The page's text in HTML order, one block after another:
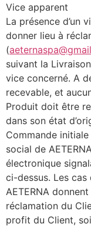
Vice apparent
La présence d’un
donner lieu à
(
suivant la
vice concerné. A
recevable, et
Produit doit être
dans son état
Commande
social de
électronique
ci-dessus. Les
AETERNA
réclamation du
profit du Client,